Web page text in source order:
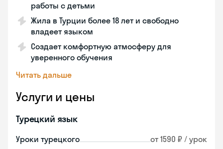
работы с детьми
Жила в Турции более 18 лет и свободно
владеет языком
Создает комфортную атмосферу для
уверенного обучения
Читать дальше
Услуги и цены
Турецкий язык
Уроки турецкого от 1590 ₽ / урок